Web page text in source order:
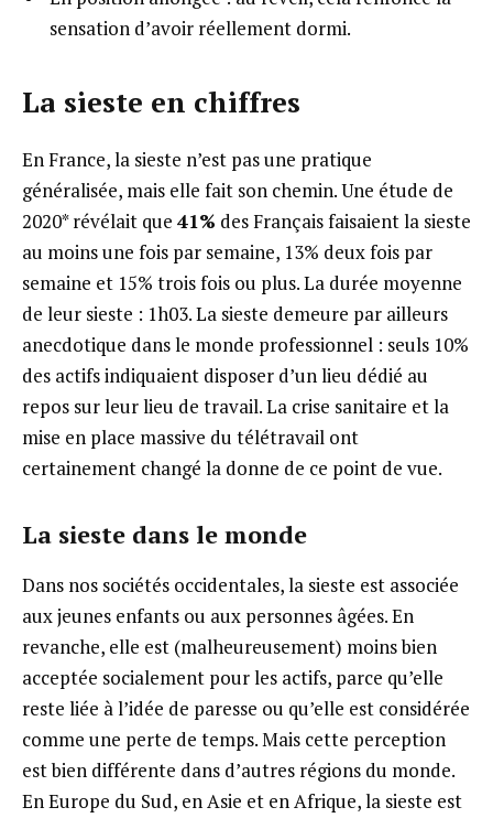
sensation d’avoir réellement dormi.
La sieste en chiffres
En France, la sieste n’est pas une pratique
généralisée, mais elle fait son chemin. Une étude de
2020* révélait que 41% des Français faisaient la sieste
au moins une fois par semaine, 13% deux fois par
semaine et 15% trois fois ou plus. La durée moyenne
de leur sieste : 1h03. La sieste demeure par ailleurs
anecdotique dans le monde professionnel : seuls 10%
des actifs indiquaient disposer d’un lieu dédié au
repos sur leur lieu de travail. La crise sanitaire et la
mise en place massive du télétravail ont
certainement changé la donne de ce point de vue.
La sieste dans le monde
Dans nos sociétés occidentales, la sieste est associée
aux jeunes enfants ou aux personnes âgées. En
revanche, elle est (malheureusement) moins bien
acceptée socialement pour les actifs, parce qu’elle
reste liée à l’idée de paresse ou qu’elle est considérée
comme une perte de temps. Mais cette perception
est bien différente dans d’autres régions du monde.
En Europe du Sud, en Asie et en Afrique, la sieste est